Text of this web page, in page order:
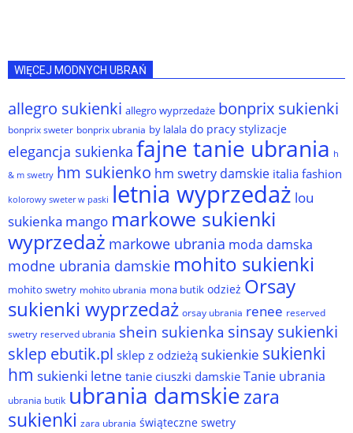
WIĘCEJ MODNYCH UBRAŃ
allegro sukienki allegro wyprzedaże bonprix sukienki
bonprix sweter bonprix ubrania by lalala do pracy stylizacje
elegancja sukienka fajne tanie ubrania h
& m swetry hm sukienko hm swetry damskie italia fashion
kolorowy sweter w paski letnia wyprzedaż lou
sukienka mango markowe sukienki
wyprzedaż markowe ubrania moda damska
modne ubrania damskie mohito sukienki
mohito swetry mohito ubrania mona butik odzież Orsay
sukienki wyprzedaż orsay ubrania renee reserved
swetry reserved ubrania shein sukienka sinsay sukienki
sklep ebutik.pl sklep z odzieżą sukienkie sukienki
hm sukienki letne tanie ciuszki damskie Tanie ubrania
ubrania butik ubrania damskiezara
sukienki zara ubrania świąteczne swetry